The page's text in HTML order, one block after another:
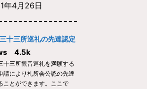
年4月26日
十三所巡礼の先達認定
4.5k
十三所観音巡礼を満願する
請により札所会公認の先達
ことができます。ここで